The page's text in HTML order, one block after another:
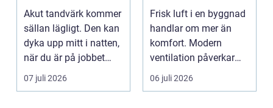
tanden krisar
Akut tandvärk kommer
sällan lägligt. Den kan
dyka upp mitt i natten,
när du är på jobbet
eller preci...
07 juli 2026
byggnader och
lägre
energikostnader
Frisk luft i en byggnad
handlar om mer än
komfort. Modern
ventilation påverkar
hälsa...
06 juli 2026